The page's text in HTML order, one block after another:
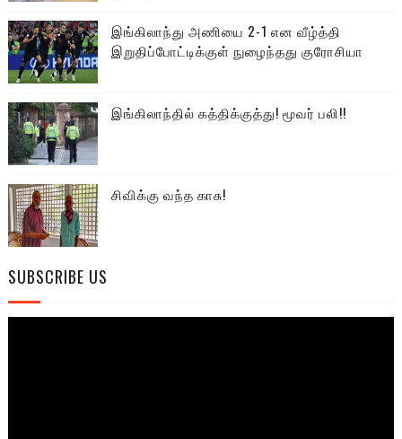
இங்கிலாந்து அணியை 2-1 என வீழ்த்தி
இறுதிப்போட்டிக்குள் நுழைந்தது குரோசியா
இங்கிலாந்தில் கத்திக்குத்து! மூவர் பலி!!
சிவிக்கு வந்த காசு!
SUBSCRIBE US